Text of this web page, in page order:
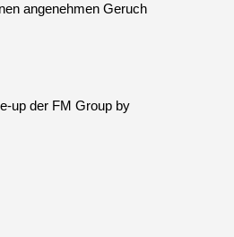
angenehmen Geruch
up der FM Group by